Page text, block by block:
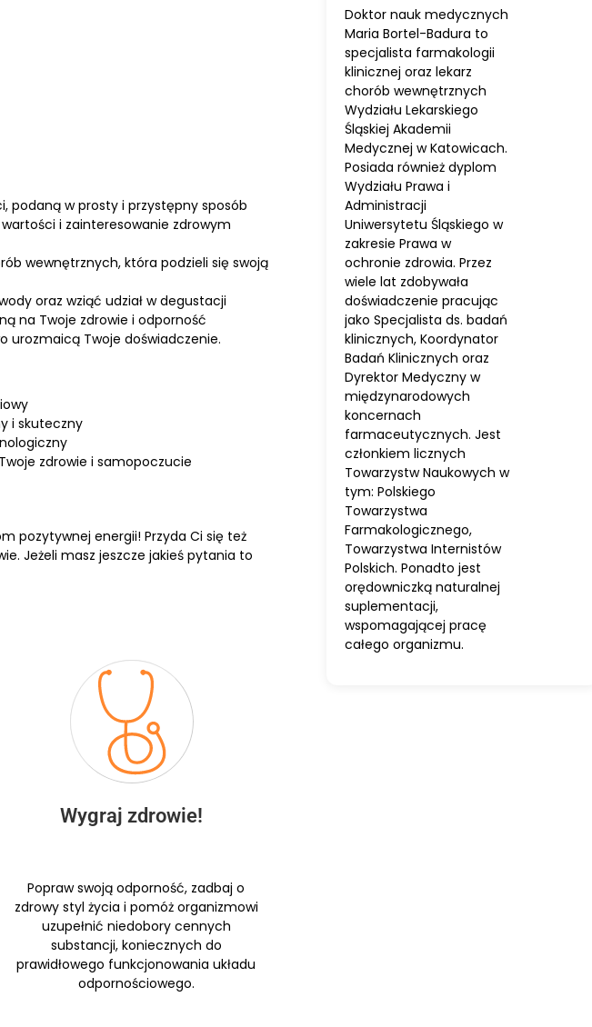
podaną w prosty i przystępny sposób
i zainteresowanie zdrowym
wewnętrznych, która podzieli się swoją
oraz wziąć udział w degustacji
na Twoje zdrowie i odporność
urozmaicą Twoje doświadczenie.
i skuteczny
zdrowie i samopoczucie
pozytywnej energii! Przyda Ci się też
Jeżeli masz jeszcze jakieś pytania to
Wygraj zdrowie!
Popraw swoją odporność, zadbaj o
zdrowy styl życia i pomóż organizmowi
uzupełnić niedobory cennych
substancji, koniecznych do
prawidłowego funkcjonowania układu
odpornościowego.
Doktor nauk medycznych
Maria Bortel-Badura to
specjalista farmakologii
klinicznej oraz lekarz
chorób wewnętrznych
Wydziału Lekarskiego
Śląskiej Akademii
Medycznej w Katowicach.
Posiada również dyplom
Wydziału Prawa i
Administracji
Uniwersytetu Śląskiego w
zakresie Prawa w
ochronie zdrowia. Przez
wiele lat zdobywała
doświadczenie pracując
jako Specjalista ds. badań
klinicznych, Koordynator
Badań Klinicznych oraz
Dyrektor Medyczny w
międzynarodowych
koncernach
farmaceutycznych. Jest
członkiem licznych
Towarzystw Naukowych w
tym: Polskiego
Towarzystwa
Farmakologicznego,
Towarzystwa Internistów
Polskich. Ponadto jest
orędowniczką naturalnej
suplementacji,
wspomagającej pracę
całego organizmu.